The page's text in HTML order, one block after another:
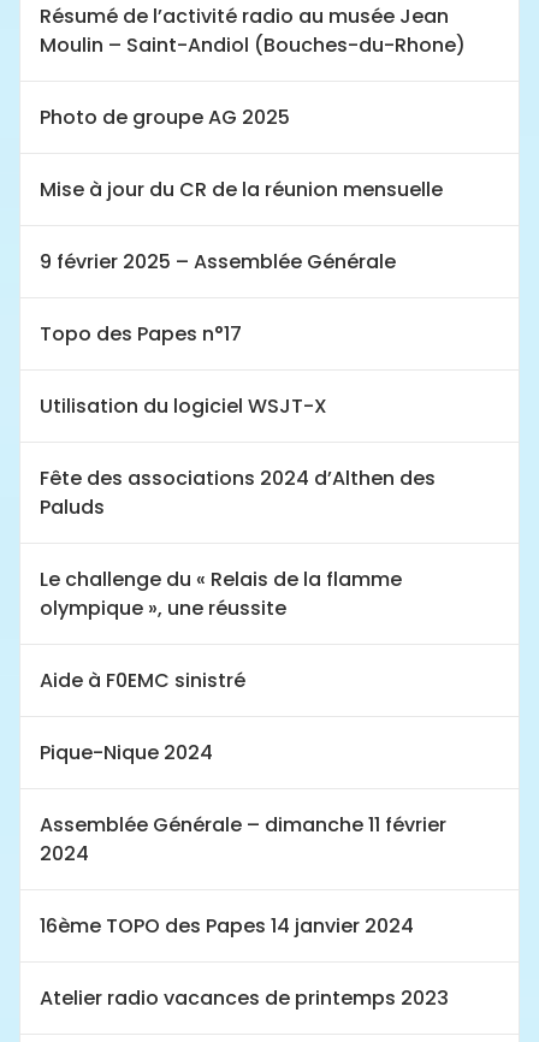
Résumé de l’activité radio au musée Jean
Moulin – Saint-Andiol (Bouches-du-Rhone)
Photo de groupe AG 2025
Mise à jour du CR de la réunion mensuelle
9 février 2025 – Assemblée Générale
Topo des Papes n°17
Utilisation du logiciel WSJT-X
Fête des associations 2024 d’Althen des
Paluds
Le challenge du « Relais de la flamme
olympique », une réussite
Aide à F0EMC sinistré
Pique-Nique 2024
Assemblée Générale – dimanche 11 février
2024
16ème TOPO des Papes 14 janvier 2024
Atelier radio vacances de printemps 2023